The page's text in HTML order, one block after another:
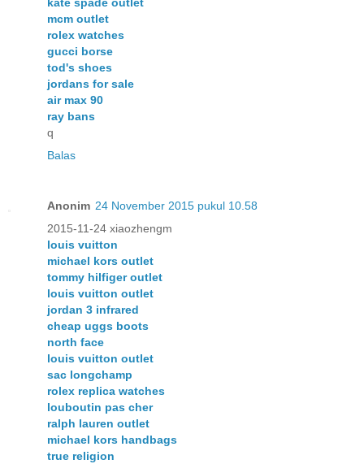
mcm outlet
rolex watches
gucci borse
tod's shoes
jordans for sale
air max 90
ray bans
q
Balas
Anonim 24 November 2015 pukul 10.58
2015-11-24 xiaozhengm
louis vuitton
michael kors outlet
tommy hilfiger outlet
louis vuitton outlet
jordan 3 infrared
cheap uggs boots
north face
louis vuitton outlet
sac longchamp
rolex replica watches
louboutin pas cher
ralph lauren outlet
michael kors handbags
true religion